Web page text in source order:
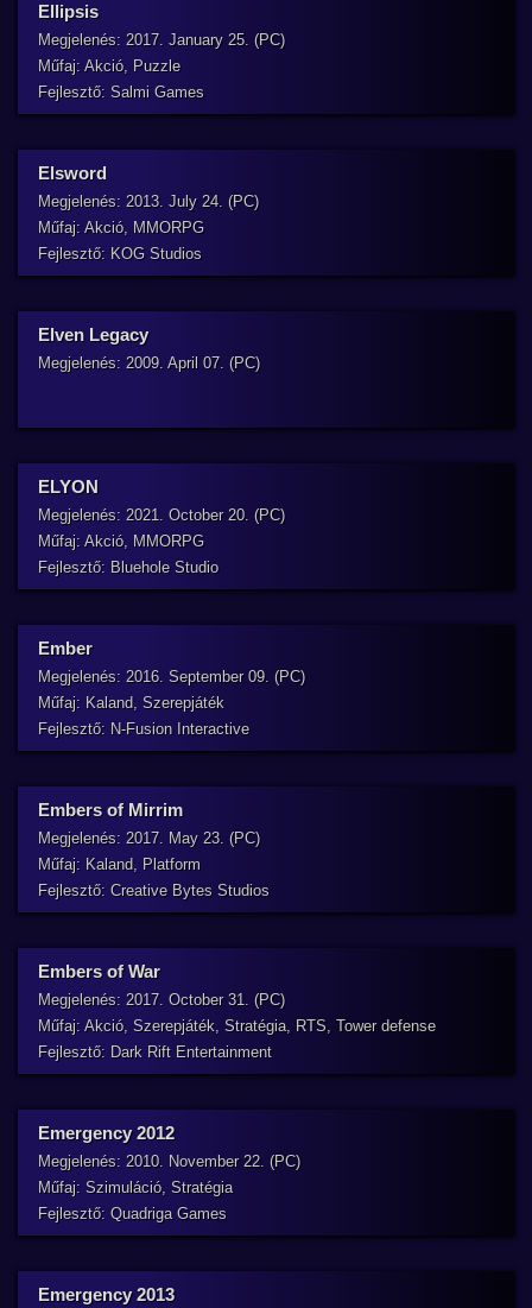
Ellipsis
Megjelenés: 2017. January 25. (PC)
Műfaj: Akció, Puzzle
Fejlesztő: Salmi Games
Elsword
Megjelenés: 2013. July 24. (PC)
Műfaj: Akció, MMORPG
Fejlesztő: KOG Studios
Elven Legacy
Megjelenés: 2009. April 07. (PC)
ELYON
Megjelenés: 2021. October 20. (PC)
Műfaj: Akció, MMORPG
Fejlesztő: Bluehole Studio
Ember
Megjelenés: 2016. September 09. (PC)
Műfaj: Kaland, Szerepjáték
Fejlesztő: N-Fusion Interactive
Embers of Mirrim
Megjelenés: 2017. May 23. (PC)
Műfaj: Kaland, Platform
Fejlesztő: Creative Bytes Studios
Embers of War
Megjelenés: 2017. October 31. (PC)
Műfaj: Akció, Szerepjáték, Stratégia, RTS, Tower defense
Fejlesztő: Dark Rift Entertainment
Emergency 2012
Megjelenés: 2010. November 22. (PC)
Műfaj: Szimuláció, Stratégia
Fejlesztő: Quadriga Games
Emergency 2013